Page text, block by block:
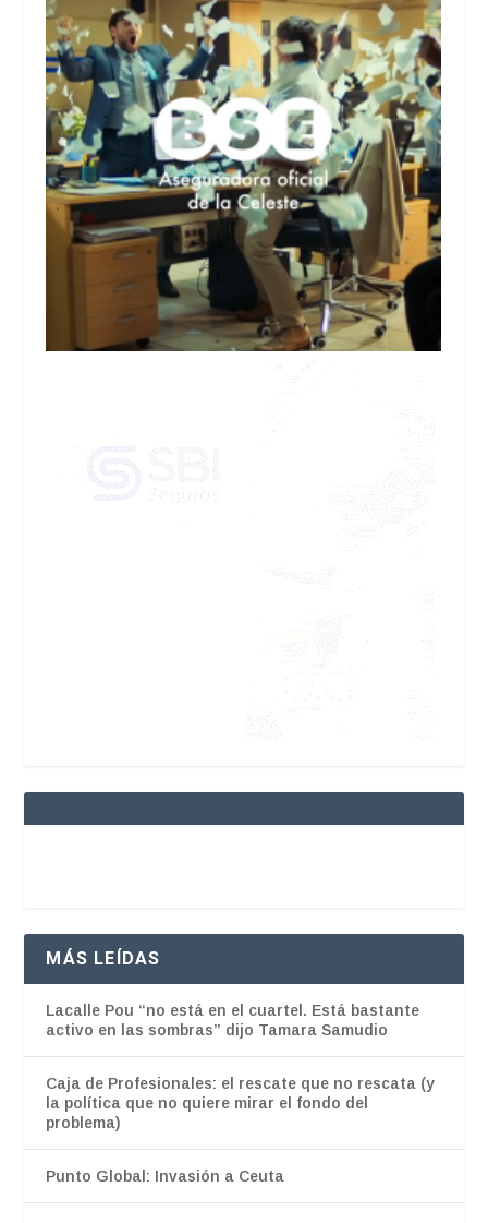
MÁS LEÍDAS
Lacalle Pou “no está en el cuartel. Está bastante
activo en las sombras” dijo Tamara Samudio
Caja de Profesionales: el rescate que no rescata (y
la política que no quiere mirar el fondo del
problema)
Punto Global: Invasión a Ceuta